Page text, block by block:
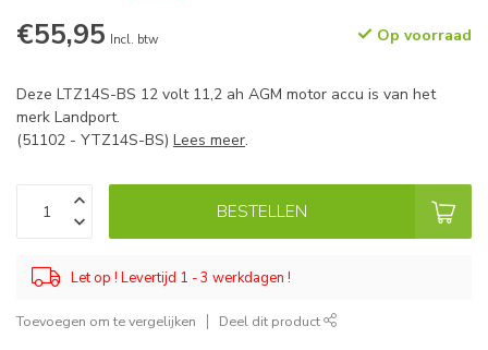
€55,95 Incl. btw Op voorraad
Deze LTZ14S-BS 12 volt 11,2 ah AGM motor accu is van het
merk Landport.
(51102 - YTZ14S-BS) Lees meer.
BESTELLEN
Let op ! Levertijd 1 - 3 werkdagen !
Toevoegen om te vergelijken Deel dit product